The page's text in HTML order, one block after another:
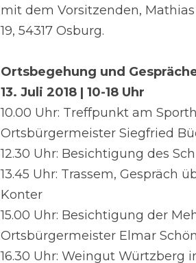
mit dem Vorsitzenden,
19, 54317 Osburg.
Ortsbegehung und
13. Juli 2018 | 10-18 Uhr
10.00 Uhr: Treffpunkt am
Ortsbürgermeister Siegfried
12.30 Uhr: Besichtigung des
13.45 Uhr: Trassem, Gespräch
Konter
15.00 Uhr: Besichtigung der
Ortsbürgermeister Elmar
16.30 Uhr: Weingut Würtzberg